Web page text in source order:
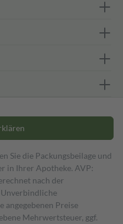
Sie die Packungsbeilage und
in Ihrer Apotheke. AVP:
nach der
angegebenen Preise
Mehrwertsteuer, ggf.